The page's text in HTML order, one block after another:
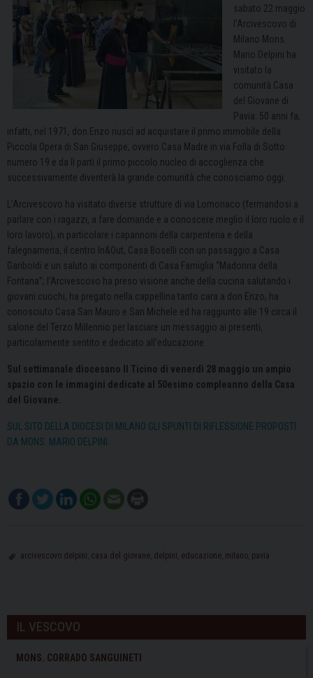
sabato 22 maggio
l’Arcivescovo di
Milano Mons.
Mario Delpini ha
visitato la
comunità Casa
del Giovane di
Pavia: 50 anni fa,
infatti, nel 1971, don Enzo riuscì ad acquistare il primo immobile della
Piccola Opera di San Giuseppe, ovvero Casa Madre in via Folla di Sotto
numero 19 e da lì partì il primo piccolo nucleo di accoglienza che
successivamente diventerà la grande comunità che conosciamo oggi.
L’Arcivescovo ha visitato diverse strutture di via Lomonaco (fermandosi a
parlare con i ragazzi, a fare domande e a conoscere meglio il loro ruolo e il
loro lavoro), in particolare i capannoni della carpenteria e della
falegnameria, il centro In&Out, Casa Boselli con un passaggio a Casa
Gariboldi e un saluto ai componenti di Casa Famiglia “Madonna della
Fontana”; l’Arcivescovo ha preso visione anche della cucina salutando i
giovani cuochi, ha pregato nella cappellina tanto cara a don Enzo, ha
conosciuto Casa San Mauro e San Michele ed ha raggiunto alle 19 circa il
salone del Terzo Millennio per lasciare un messaggio ai presenti,
particolarmente sentito e dedicato all’educazione.
Sul settimanale diocesano Il Ticino di venerdì 28 maggio un ampio
spazio con le immagini dedicate al 50esimo compleanno della Casa
del Giovane.
SUL SITO DELLA DIOCESI DI MILANO GLI SPUNTI DI RIFLESSIONE PROPOSTI
DA MONS. MARIO DELPINI.
arcivescovo delpini casa del giovane delpini educazione milano pavia
IL VESCOVO
MONS. CORRADO SANGUINETI